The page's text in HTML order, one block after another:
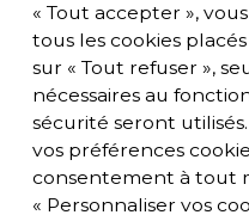
« Tout accepter »,
tous les cookies
sur « Tout refuser »,
nécessaires au
sécurité seront
vos préférences
consentement à tout
« Personnaliser vos